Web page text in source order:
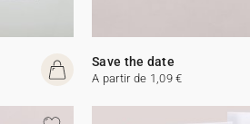
Save the date
A partir de 1,09 €